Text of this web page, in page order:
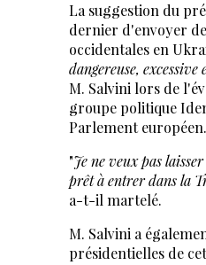
La suggestion du
dernier d'envoyer
occidentales en
dangereuse, excessive
M. Salvini lors de
groupe politique
Parlement européen.
"Je ne veux pas
prêt à entrer dans la
a-t-il martelé.
M. Salvini a
présidentielles de